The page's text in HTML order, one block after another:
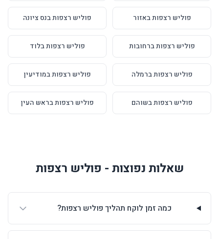
פוליש רצפות באזור פוליש רצפות בנס ציונה
פוליש רצפות ברחובות פוליש רצפות בלוד
פוליש רצפות ברמלה פוליש רצפות במודיעין
פוליש רצפות בשוהם פוליש רצפות בראש העין
שאלות נפוצות - פוליש רצפות
כמה זמן לוקח תהליך פוליש רצפות?